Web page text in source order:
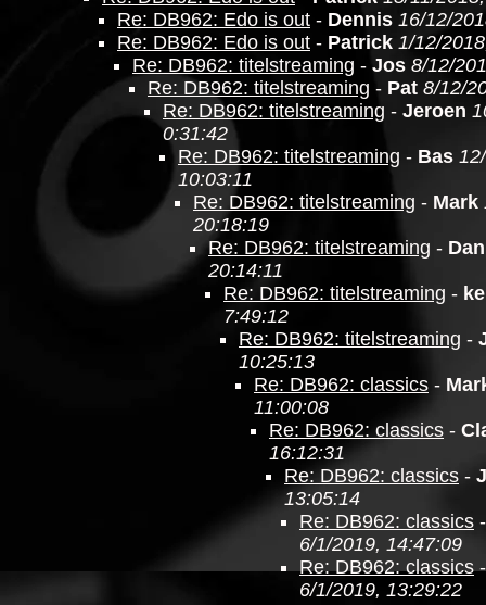
Re: DB962: Edo is out - Dennis 16/12/
Re: DB962: Edo is out - Patrick 1/12/
Re: DB962: titelstreaming - Jos 8/12/
Re: DB962: titelstreaming - Pat 8/12/
Re: DB962: titelstreaming - Jeroen
0:31:42
Re: DB962: titelstreaming - Bas
10:03:11
Re: DB962: titelstreaming - Mark
20:18:19
Re: DB962: titelstreaming -
20:14:11
Re: DB962: titelstreaming -
7:49:12
Re: DB962: titelstreaming -
10:25:13
Re: DB962: classics -
11:00:08
Re: DB962: classics -
16:12:31
Re: DB962: classics -
13:05:14
Re: DB962: classics
6/1/2019, 14:47:09
Re: DB962: classics
6/1/2019, 13:29:22